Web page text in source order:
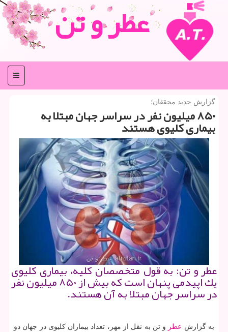
عطر و تن
منو
گزارش جدید محققان؛
۸۵۰ میلیون نفر در سراسر جهان مبتلا به
بیماری كلیوی هستند
عطر و تن: به قول متخصصان كلیه، بیماری كلیوی
یك اپیدمی پنهان است كه بیش از ۸۵۰ میلیون نفر
در سراسر جهان مبتلا به آن هستند.
به گزارش عطر و تن به نقل از مهر، تعداد بیماران كلیوی در جهان دو